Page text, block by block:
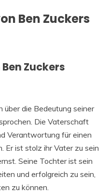
Ben Zuckers
Zuckers
die Bedeutung seiner
Die Vaterschaft
Verantwortung für einen
Er ist stolz ihr Vater zu sein
Seine Tochter ist sein
und erfolgreich zu sein,
zu können.